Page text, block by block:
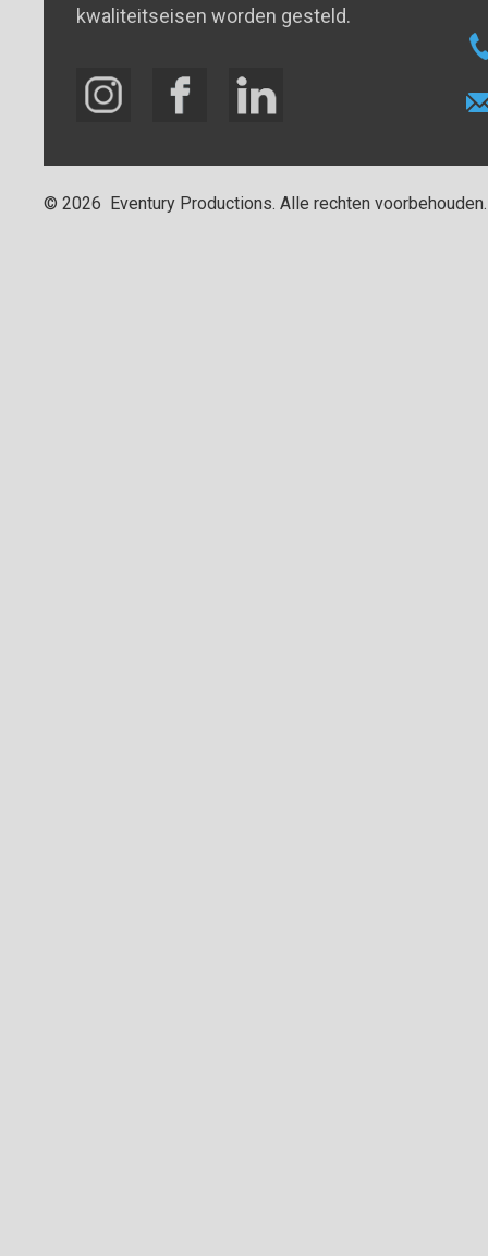
kwaliteitseisen worden gesteld.
© 2026 Eventury Productions. Alle rechten voorbehouden.